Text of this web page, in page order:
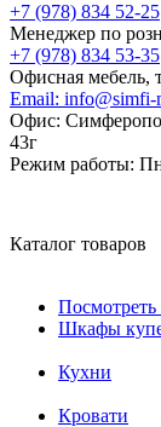
+7 (978) 834 52-25
Менеджер по
+7 (978) 834 53-35
Офисная мебель,
Email: info@simfi-
Офис:
43г
Режим работы:
Каталог товаров
Посмотреть
Шкафы
Кухни
Кровати